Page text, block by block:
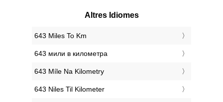
Altres Idiomes
‎643 Miles To Km
‎643 мили в километра
‎643 Míle Na Kilometry
‎643 Niles Til Kilometer